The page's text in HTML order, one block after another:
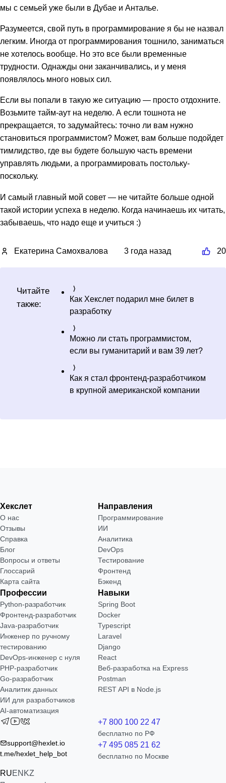
мы с семьей уже были в Дубае и Анталье.
Разумеется, свой путь в программирование я бы не назвал
легким. Иногда от программирования тошнило, заниматься
не хотелось вообще. Но это все были временные
трудности. Однажды они заканчивались, и у меня
появлялось много новых сил.
Если вы попали в такую же ситуацию — просто отдохните.
Возьмите тайм-аут на неделю. А если тошнота не
прекращается, то задумайтесь: точно ли вам нужно
становиться программистом? Может, вам больше подойдет
тимлидство, где вы будете большую часть времени
управлять людьми, а программировать постольку-
поскольку.
И самый главный мой совет — не читайте больше одной
такой истории успеха в неделю. Когда начинаешь их читать,
забываешь, что надо еще и учиться :)
Екатерина Самохвалова 3 года назад 20
Читайте
также:
Как Хекслет подарил мне билет в
разработку
Можно ли стать программистом,
если вы гуманитарий и вам 39 лет?
Как я стал фронтенд-разработчиком
в крупной американской компании
Хекслет
О нас
Отзывы
Справка
Блог
Вопросы и ответы
Глоссарий
Карта сайта
Направления
Программирование
ИИ
Аналитика
DevOps
Тестирование
Фронтенд
Бэкенд
Профессии
Python-разработчик
Фронтенд-разработчик
Java-разработчик
Инженер по ручному
тестированию
DevOps-инженер с нуля
РНР-разработчик
Go-разработчик
Аналитик данных
ИИ для разработчиков
AI-автоматизация
Навыки
Spring Boot
Docker
Typescript
Laravel
Django
React
Веб-разработка на Express
Postman
REST API в Node.js
support@hexlet.io
t.me/hexlet_help_bot
RUEN KZ
+7 800 100 22 47
бесплатно по РФ
+7 495 085 21 62
бесплатно по Москве